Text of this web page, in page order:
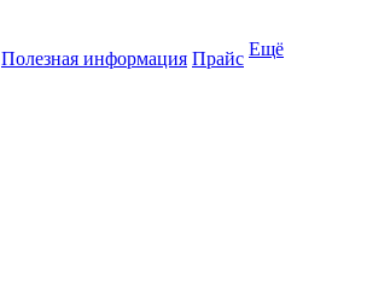
Полезная информация Прайс Ещё